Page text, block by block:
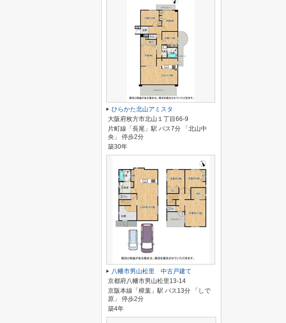
ひらかた北山アミスタ
大阪府枚方市北山１丁目66-9
片町線「長尾」駅 バス7分 「北山中
央」 停歩2分
築30年
八幡市男山松里 中古戸建て
京都府八幡市男山松里13-14
京阪本線「樟葉」駅 バス13分 「しで
原」 停歩2分
築4年